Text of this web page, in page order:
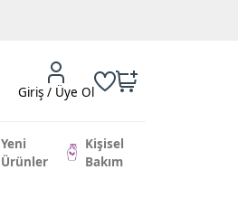
Giriş / Üye Ol
Yeni
Ürünler
Kişisel
Bakım